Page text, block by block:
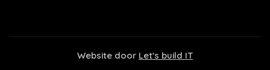
Website door Let's build IT